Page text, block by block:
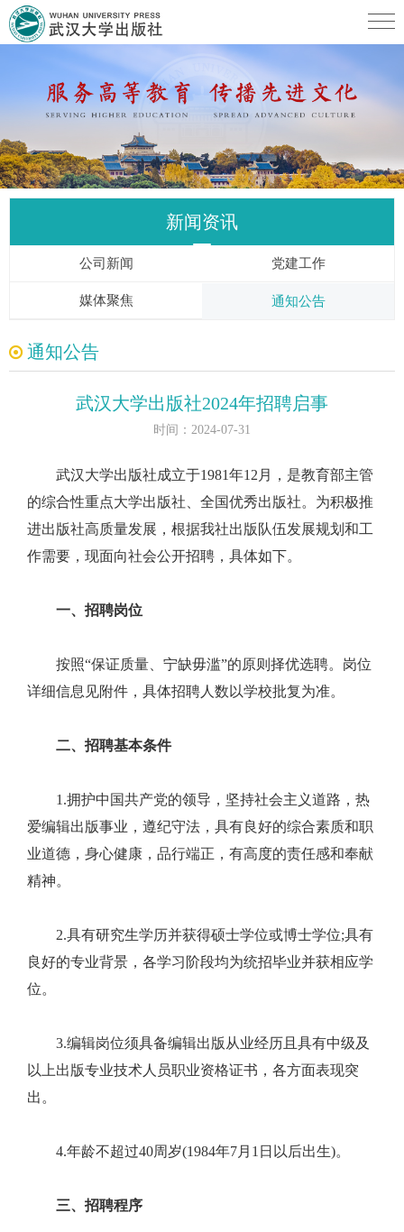
新闻资讯
公司新闻 党建工作
媒体聚焦 通知公告
通知公告
武汉大学出版社2024年招聘启事
时间：2024-07-31
武汉大学出版社成立于1981年12月，是教育部主管
的综合性重点大学出版社、全国优秀出版社。为积极推
进出版社高质量发展，根据我社出版队伍发展规划和工
作需要，现面向社会公开招聘，具体如下。
一、招聘岗位
按照“保证质量、宁缺毋滥”的原则择优选聘。岗位
详细信息见附件，具体招聘人数以学校批复为准。
二、招聘基本条件
1.拥护中国共产党的领导，坚持社会主义道路，热
爱编辑出版事业，遵纪守法，具有良好的综合素质和职
业道德，身心健康，品行端正，有高度的责任感和奉献
精神。
2.具有研究生学历并获得硕士学位或博士学位;具有
良好的专业背景，各学习阶段均为统招毕业并获相应学
位。
3.编辑岗位须具备编辑出版从业经历且具有中级及
以上出版专业技术人员职业资格证书，各方面表现突
出。
4.年龄不超过40周岁(1984年7月1日以后出生)。
三、招聘程序